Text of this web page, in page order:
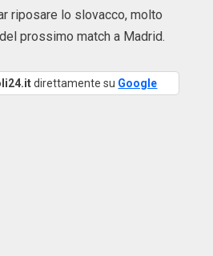
riposare lo slovacco, molto
prossimo match a Madrid.
direttamente su Google